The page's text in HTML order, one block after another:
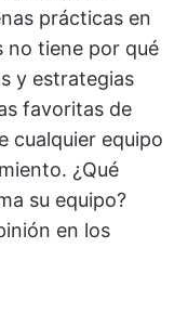
prácticas en
no tiene por qué
y estrategias
favoritas de
cualquier equipo
¿Qué
su equipo?
en los